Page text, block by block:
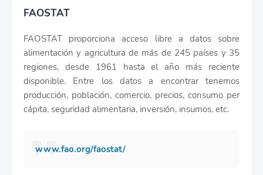
FAOSTAT
FAOSTAT proporciona acceso libre a datos sobre
alimentación y agricultura de más de 245 países y 35
regiones, desde 1961 hasta el año más reciente
disponible. Entre los datos a encontrar tenemos
producción, población, comercio, precios, consumo per
cápita, seguridad alimentaria, inversión, insumos, etc.
www.fao.org/faostat/